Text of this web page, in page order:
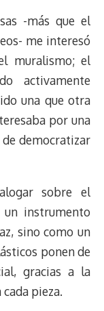
-más que el
me interesó
muralismo; el
activamente
una que otra
por una
democratizar
sobre el
instrumento
sino como un
ponen de
gracias a la
pieza.